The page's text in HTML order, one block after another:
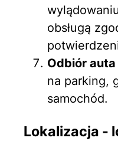
obsługą
Odbiór auta
na parking,
samochód.
Lokalizacja -